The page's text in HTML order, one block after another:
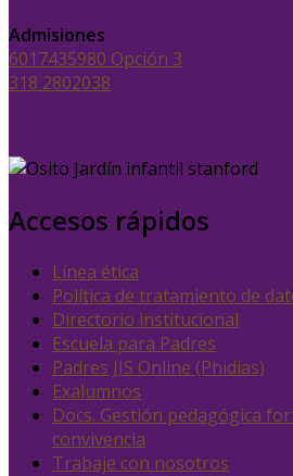
Admisiones
6017435980 Opción 3
318 2802038
Accesos rápidos
Línea ética
Política de tratamiento de
Directorio institucional
Escuela para Padres
Padres JIS Online (Phidias)
Exalumnos
Docs. Gestión pedagógica
convivencia
Trabaje con nosotros